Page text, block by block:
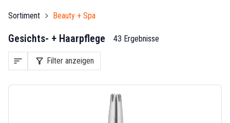
Sortiment Beauty + Spa
Gesichts- + Haarpflege 43 Ergebnisse
sort filter_alt Filter anzeigen